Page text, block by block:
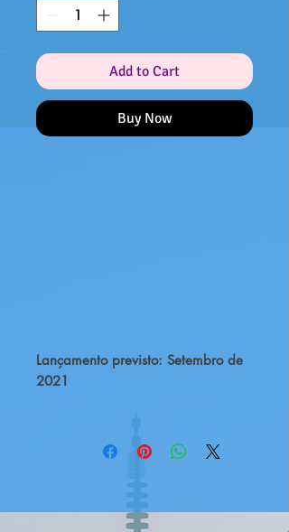
Add to Cart
Buy Now
Lançamento previsto: Setembro de
2021
talheres e vários pratos de comida